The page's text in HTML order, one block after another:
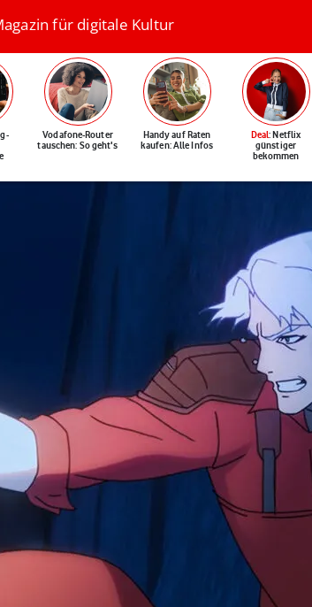
für digitale Kultur
Vodafone-Router
tauschen: So geht's
Handy auf Raten
kaufen: Alle Infos
Deal: Netflix
günstiger
bekommen